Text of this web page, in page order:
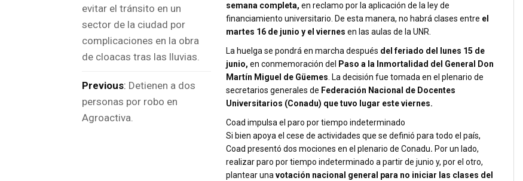
semana completa, en reclamo por la aplicación de la ley de
financiamiento universitario. De esta manera, no habrá clases entre el
martes 16 de junio y el viernes en las aulas de la UNR.
La huelga se pondrá en marcha después del feriado del lunes 15 de
junio, en conmemoración del
Paso a la Inmortalidad del General Don
Martín Miguel de Güemes. La decisión fue tomada en el plenario de
secretarios generales de Federación Nacional de Docentes
Universitarios (Conadu) que tuvo lugar este viernes.
Coad impulsa el paro por tiempo indeterminado
Si bien apoya el cese de actividades que se definió para todo el país,
Coad presentó dos mociones en el plenario de Conadu. Por un lado,
realizar paro por tiempo indeterminado a partir de junio y, por el otro,
plantear unavotación nacional general para no iniciar las clases del
evitar el tránsito en un
sector de la ciudad por
complicaciones en la obra
de cloacas tras las lluvias.
Previous: Detienen a dos
personas por robo en
Agroactiva.